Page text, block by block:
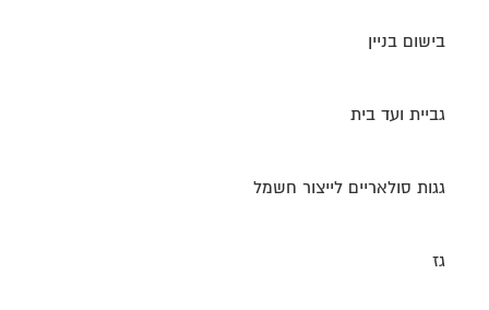
בישום בניין
גביית ועד בית
גגות סולאריים לייצור חשמל
גז